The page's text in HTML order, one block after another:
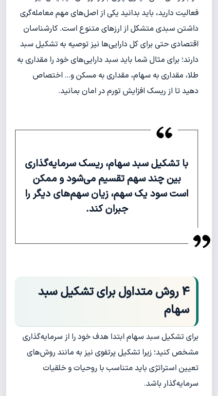
فعالیت دارید، باید بدانید یکی از اصل‌های مهم معامله‌گری
داشتن سبدی متشکل از ارزهای متنوع است. کارشناسان
اقتصادی حتی برای کل دارایی‌ها نیز توصیه به تشکیل سبد
دارند؛ برای مثال شما باید سبد دارایی‌های خود را مقداری به
طلا، مقداری به سهام، مقداری به مسکن و... اختصاص
دهید تا از ریسک افزایش تورم در امان بمانید.
با تشکیل سبد سهام، ریسک سرمایه‌گذاری
بین چند سهم تقسیم می‌شود و ممکن
است سود یک سهم، زیان سهم‌های دیگر را
جبران کند.
4 روش متداول برای تشکیل سبد
سهام
برای تشکیل سبد سهام ابتدا هدف خود را از سرمایه‌گذاری
مشخص کنید؛ زیرا تشکیل پرتفوی نیز به مانند روش‌های
تعیین استراتژی باید متناسب با روحیات و خلقیات
سرمایه‌گذار باشد.